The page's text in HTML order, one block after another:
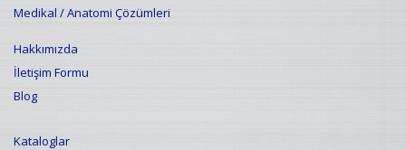
Medikal / Anatomi Çözümleri
Hakkımızda
İletişim Formu
Blog
Kataloglar